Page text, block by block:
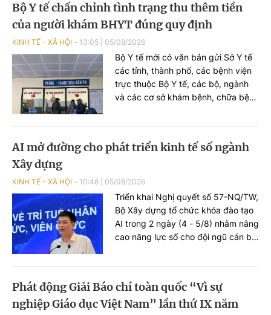
quan đến trẻ em.
Bộ Y tế chấn chỉnh tình trạng thu thêm tiền
của người khám BHYT đúng quy định
KINH TẾ - XÃ HỘI 13:05 05/08/2026
Bộ Y tế mới có văn bản gửi Sở Y tế
các tỉnh, thành phố, các bệnh viện
trực thuộc Bộ Y tế, các bộ, ngành
và các cơ sở khám bệnh, chữa bệnh
nhưng vẫn bị thu thêm chi phí ngoài
quyền lợi hợp pháp của người tham
AI mở đường cho phát triển kinh tế số ngành
Xây dựng
KINH TẾ - XÃ HỘI 10:48 05/08/2026
Triển khai Nghị quyết số 57-NQ/TW,
Bộ Xây dựng tổ chức khóa đào tạo
AI trong 2 ngày (4 - 5/8) nhằm nâng
cao năng lực số cho đội ngũ cán bộ,
phần giảm chi phí hành chính và tạo
động lực phát triển kinh tế số ngành
Phát động Giải Báo chí toàn quốc “Vì sự
nghiệp Giáo dục Việt Nam” lần thứ IX năm